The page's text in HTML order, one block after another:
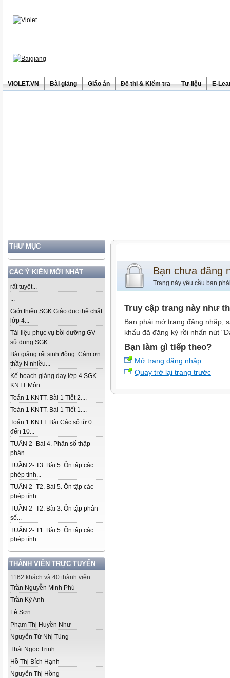
ViOLET.VN Bài giảng Giáo án Đề thi & Kiểm tra Tư liệu E-
THƯ MỤC
CÁC Ý KIẾN MỚI NHẤT
rất tuyệt...
...
Giới thiệu SGK Giáo dục thể chất
lớp 4...
Tài liệu phục vụ bồi dưỡng GV
sử dụng SGK...
Bài giảng rất sinh động. Cảm ơn
thầy N nhiều...
Kế hoạch giảng dạy lớp 4 SGK -
KNTT Môn...
Toán 1 KNTT. Bài 1 Tiết 2....
Toán 1 KNTT. Bài 1 Tiết 1....
Toán 1 KNTT. Bài Các số từ 0
đến 10...
TUẦN 2- Bài 4. Phân số thập
phân...
TUẦN 2- T3. Bài 5. Ôn tập các
phép tính...
TUẦN 2- T2. Bài 5. Ôn tập các
phép tính...
TUẦN 2- T2. Bài 3. Ôn tập phân
số...
TUẦN 2- T1. Bài 5. Ôn tập các
phép tính...
THÀNH VIÊN TRỰC TUYẾN
1162 khách và 40 thành viên
Trần Nguyễn Minh Phú
Trần Kỳ Anh
Lê Sơn
Phạm Thị Huyền Như
Nguyễn Tứ Nhị Tùng
Thái Ngọc Trinh
Hồ Thị Bích Hạnh
Nguyễn Thị Hồng
Bạn chưa đăng
Trang này yêu cầu bạn
Truy cập trang này như
Bạn phải mở trang đăng nhập,
khẩu đã đăng ký rồi nhấn nút
Bạn làm gì tiếp theo?
Mở trang đăng nhập
Quay trở lại trang trước